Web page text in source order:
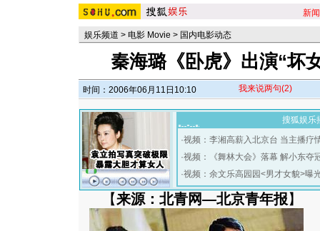
新闻
娱乐频道 > 电影 Movie > 国内电影动态
秦海璐《卧虎》出演“坏
时间：2006年06月11日10:10 我来说两句(2)
搜狐娱乐
·视频：李湘高薪入北京台 当主播疗
·视频：《舞林大会》落幕 解小东夺
·视频：余文乐高园园<男才女貌>曝
【来源：北青网—北京青年报】